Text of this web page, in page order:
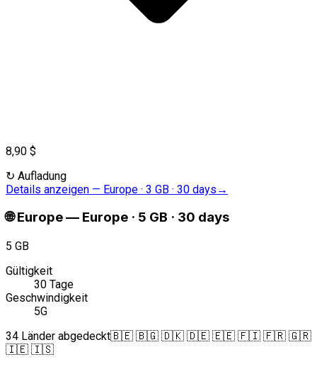
8,90 $
↻ Aufladung
Details anzeigen — Europe · 3 GB · 30 days →
🌐 Europe— Europe · 5 GB · 30 days
5 GB
Gültigkeit
30 Tage
Geschwindigkeit
5G
34 Länder abgedeckt🇧🇪 🇧🇬 🇩🇰 🇩🇪 🇪🇪 🇫🇮 🇫🇷 🇬🇷
🇮🇪 🇮🇸